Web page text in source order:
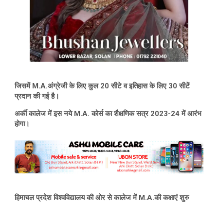
जिसमें M.A.अंग्रेजी के लिए कुल 20 सीटे व इतिहास के लिए 30 सीटें
प्रदान की गई है।
अर्की कालेज में इस नये M.A. कोर्स का शैक्षणिक सत्र 2023-24 में आरंभ
होगा।
हिमाचल प्रदेश विश्वविद्यालय की ओर से कालेज में M.A.की कक्षाएं शुरु